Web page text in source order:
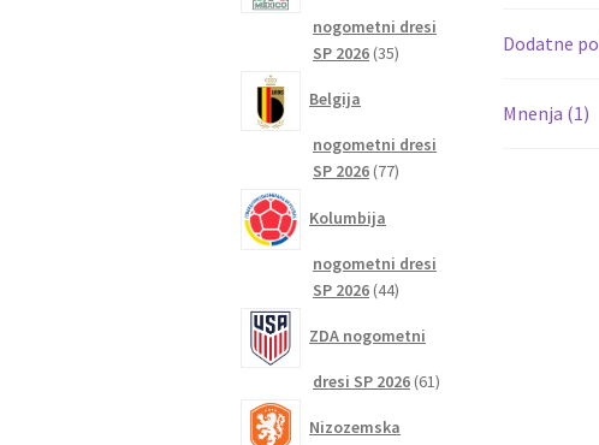
Dodatne
Mnenja (1)
nogometni dresi
SP 2026 3535
Belgija
nogometni dresi
SP 2026 7777
Kolumbija
nogometni dresi
SP 2026 4444
ZDA nogometni
dresi SP 2026 6161
Nizozemska